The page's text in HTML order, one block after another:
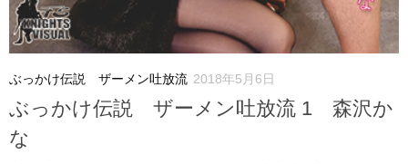
ぶっかけ伝説 ザーメン吐放流 2018年5月6日
ぶっかけ伝説 ザーメン吐放流 1 森沢か
な